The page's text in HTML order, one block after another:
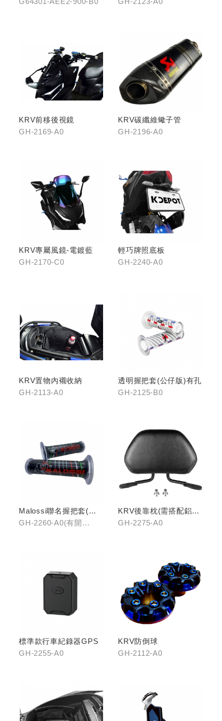
KRV前移後視鏡
GH-2169-A0
KRV碳纖維蠍子管
GH-2196-A0
KRV專屬風鏡-電鍍藍
GH-2170-C0
輕巧牌照底板
GH-2240-A0
KRV置物內襯收納
GH-2113-A0
透明握把套(公仔版)有孔
GH-2125-B0
Malossi聯名握把套(有
開口)/(無開口)
GH-2260-A0(有開
KRV後靠枕(需搭配鋁合
金扶手)
GH-2275-A0
標準款行車紀錄器GPS
GH-2255-A0
KRV防倒球
GH-2112-A0